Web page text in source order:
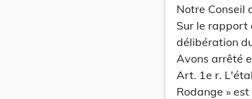
Notre Conseil
Sur le rapport
délibération
Avons arrêté
Art. 1e r.
Rodange » est